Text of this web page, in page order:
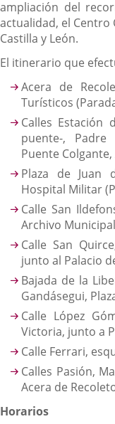
ampliación del
actualidad, el Centro
Castilla y León.
El itinerario que
Acera de
Turísticos
Calles Estación
puente-, Padre
Puente
Plaza de Juan
Hospital Militar
Calle San
Archivo
Calle San
junto al Palacio
Bajada de la
Gandásegui,
Calle López
Victoria, junto a
Calle Ferrari,
Calles Pasión,
Acera de
Horarios